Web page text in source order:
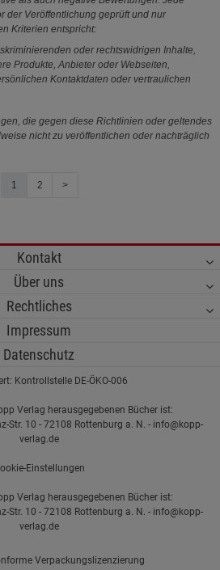
der Veröffentlichung geprüft und nur
Kriterien entspricht:
oder rechtswidrigen Inhalte,
Produkte, Anbieter oder Webseiten,
Kontaktdaten oder vertraulichen
die gegen diese Richtlinien oder geltendes
nicht zu veröffentlichen oder nachträglich
1 2 >
Kontakt
Über uns
Rechtliches
Impressum
Datenschutz
Kontrollstelle DE-ÖKO-006
Verlag herausgegebenen Bücher ist:
Str. 10 - 72108 Rottenburg a. N. - info@kopp-
verlag.de
Einstellungen
Verlag herausgegebenen Bücher ist:
Str. 10 - 72108 Rottenburg a. N. - info@kopp-
verlag.de
Verpackungslizenzierung